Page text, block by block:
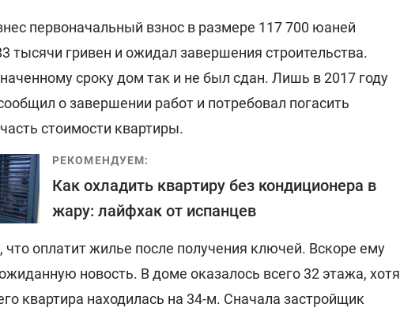
первоначальный взнос в размере 117 700 юаней
тысячи гривен и ожидал завершения строительства.
сроку дом так и не был сдан. Лишь в 2017 году
о завершении работ и потребовал погасить
стоимости квартиры.
РЕКОМЕНДУЕМ:
Как охладить квартиру без кондиционера в
жару: лайфхак от испанцев
что оплатит жилье после получения ключей. Вскоре ему
новость. В доме оказалось всего 32 этажа, хотя
квартира находилась на 34-м. Сначала застройщик